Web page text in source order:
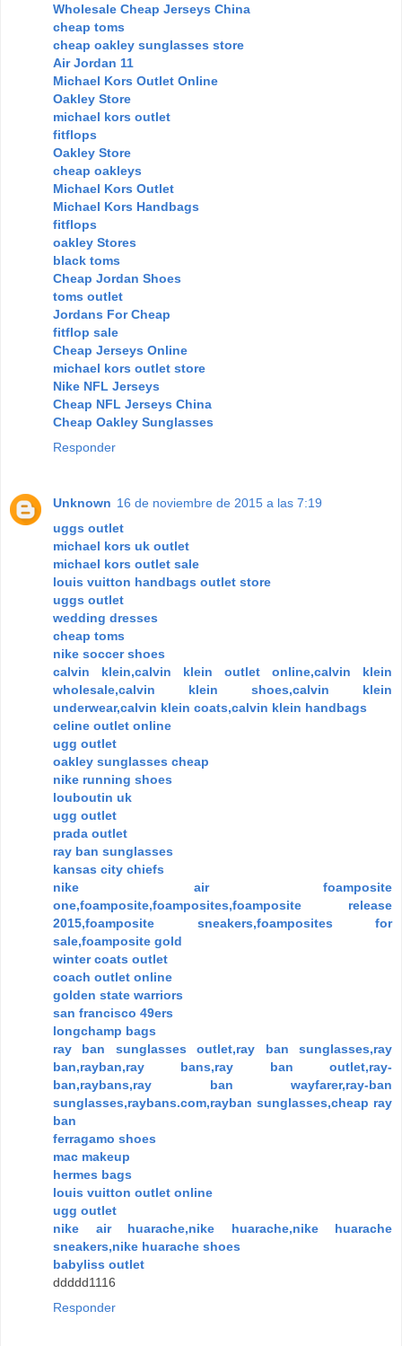
Wholesale Cheap Jerseys China
cheap toms
cheap oakley sunglasses store
Air Jordan 11
Michael Kors Outlet Online
Oakley Store
michael kors outlet
fitflops
Oakley Store
cheap oakleys
Michael Kors Outlet
Michael Kors Handbags
fitflops
oakley Stores
black toms
Cheap Jordan Shoes
toms outlet
Jordans For Cheap
fitflop sale
Cheap Jerseys Online
michael kors outlet store
Nike NFL Jerseys
Cheap NFL Jerseys China
Cheap Oakley Sunglasses
Responder
Unknown 16 de noviembre de 2015 a las 7:19
uggs outlet
michael kors uk outlet
michael kors outlet sale
louis vuitton handbags outlet store
uggs outlet
wedding dresses
cheap toms
nike soccer shoes
calvin klein,calvin klein outlet online,calvin klein
wholesale,calvin klein shoes,calvin klein
underwear,calvin klein coats,calvin klein handbags
celine outlet online
ugg outlet
oakley sunglasses cheap
nike running shoes
louboutin uk
ugg outlet
prada outlet
ray ban sunglasses
kansas city chiefs
nike air foamposite
one,foamposite,foamposites,foamposite release
2015,foamposite sneakers,foamposites for
sale,foamposite gold
winter coats outlet
coach outlet online
golden state warriors
san francisco 49ers
longchamp bags
ray ban sunglasses outlet,ray ban sunglasses,ray
ban,rayban,ray bans,ray ban outlet,ray-
ban,raybans,ray ban wayfarer,ray-ban
sunglasses,raybans.com,rayban sunglasses,cheap ray
ban
ferragamo shoes
mac makeup
hermes bags
louis vuitton outlet online
ugg outlet
nike air huarache,nike huarache,nike huarache
sneakers,nike huarache shoes
babyliss outlet
ddddd1116
Responder